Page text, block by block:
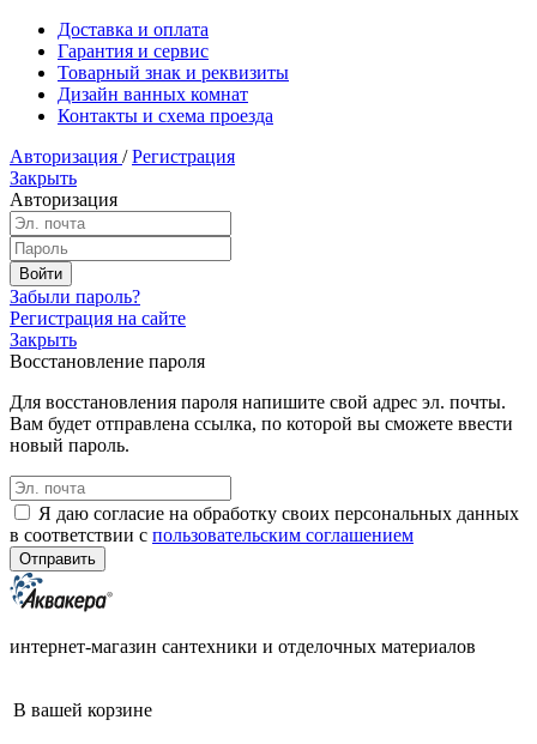
Доставка и оплата
Гарантия и сервис
Товарный знак и реквизиты
Дизайн ванных комнат
Контакты и схема проезда
Авторизация / Регистрация
Закрыть
Авторизация
Забыли пароль?
Регистрация на сайте
Закрыть
Восстановление пароля
Для восстановления пароля напишите свой адрес эл. почты.
Вам будет отправлена ссылка, по которой вы сможете ввести
новый пароль.
Я даю согласие на обработку своих персональных данных
в соответствии с пользовательским соглашением
интернет-магазин сантехники и отделочных материалов
В вашей корзине